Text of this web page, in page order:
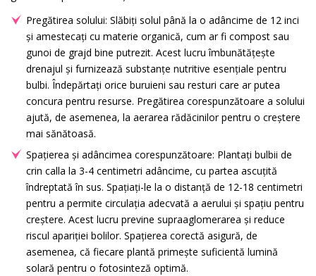
Pregătirea solului: Slăbiți solul până la o adâncime de 12 inci
și amestecați cu materie organică, cum ar fi compost sau
gunoi de grajd bine putrezit. Acest lucru îmbunătățește
drenajul și furnizează substanțe nutritive esențiale pentru
bulbi. Îndepărtați orice buruieni sau resturi care ar putea
concura pentru resurse. Pregătirea corespunzătoare a solului
ajută, de asemenea, la aerarea rădăcinilor pentru o creștere
mai sănătoasă.
Spațierea și adâncimea corespunzătoare: Plantați bulbii de
crin calla la 3-4 centimetri adâncime, cu partea ascuțită
îndreptată în sus. Spațiați-le la o distanță de 12-18 centimetri
pentru a permite circulația adecvată a aerului și spațiu pentru
creștere. Acest lucru previne supraaglomerarea și reduce
riscul apariției bolilor. Spațierea corectă asigură, de
asemenea, că fiecare plantă primește suficientă lumină
solară pentru o fotosinteză optimă.